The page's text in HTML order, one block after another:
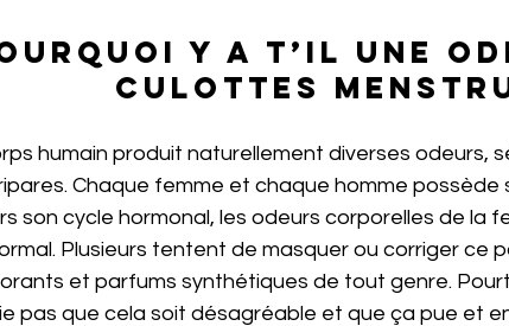
y a t’il une
culottes
humain produit naturellement diverses odeurs,
Chaque femme et chaque homme possède
son cycle hormonal, les odeurs corporelles de la
Plusieurs tentent de masquer ou corriger ce
et parfums synthétiques de tout genre.
pas que cela soit désagréable et que ça pue et